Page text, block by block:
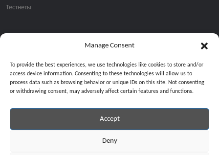
Manage Consent
To provide the best experiences, we use technologies like cookies to store and/or
access device information. Consenting to these technologies will allow us to
process data such as browsing behavior or unique IDs on this site. Not consenting
or withdrawing consent, may adversely affect certain features and functions.
Accept
Deny
Тестнеты
Подписка на email рассылку:
Продолжая, вы соглашаетесь с нашей политикой
Copyright © 2024 All Rights Reserved by